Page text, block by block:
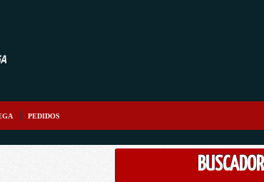
PEDIDOS
BUSCADOR